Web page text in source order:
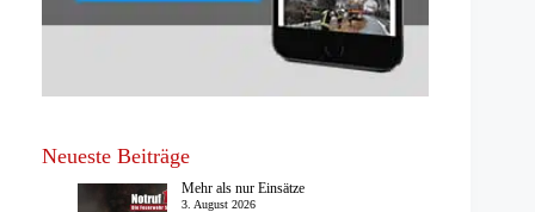
Neueste Beiträge
Mehr als nur Einsätze
3. August 2026